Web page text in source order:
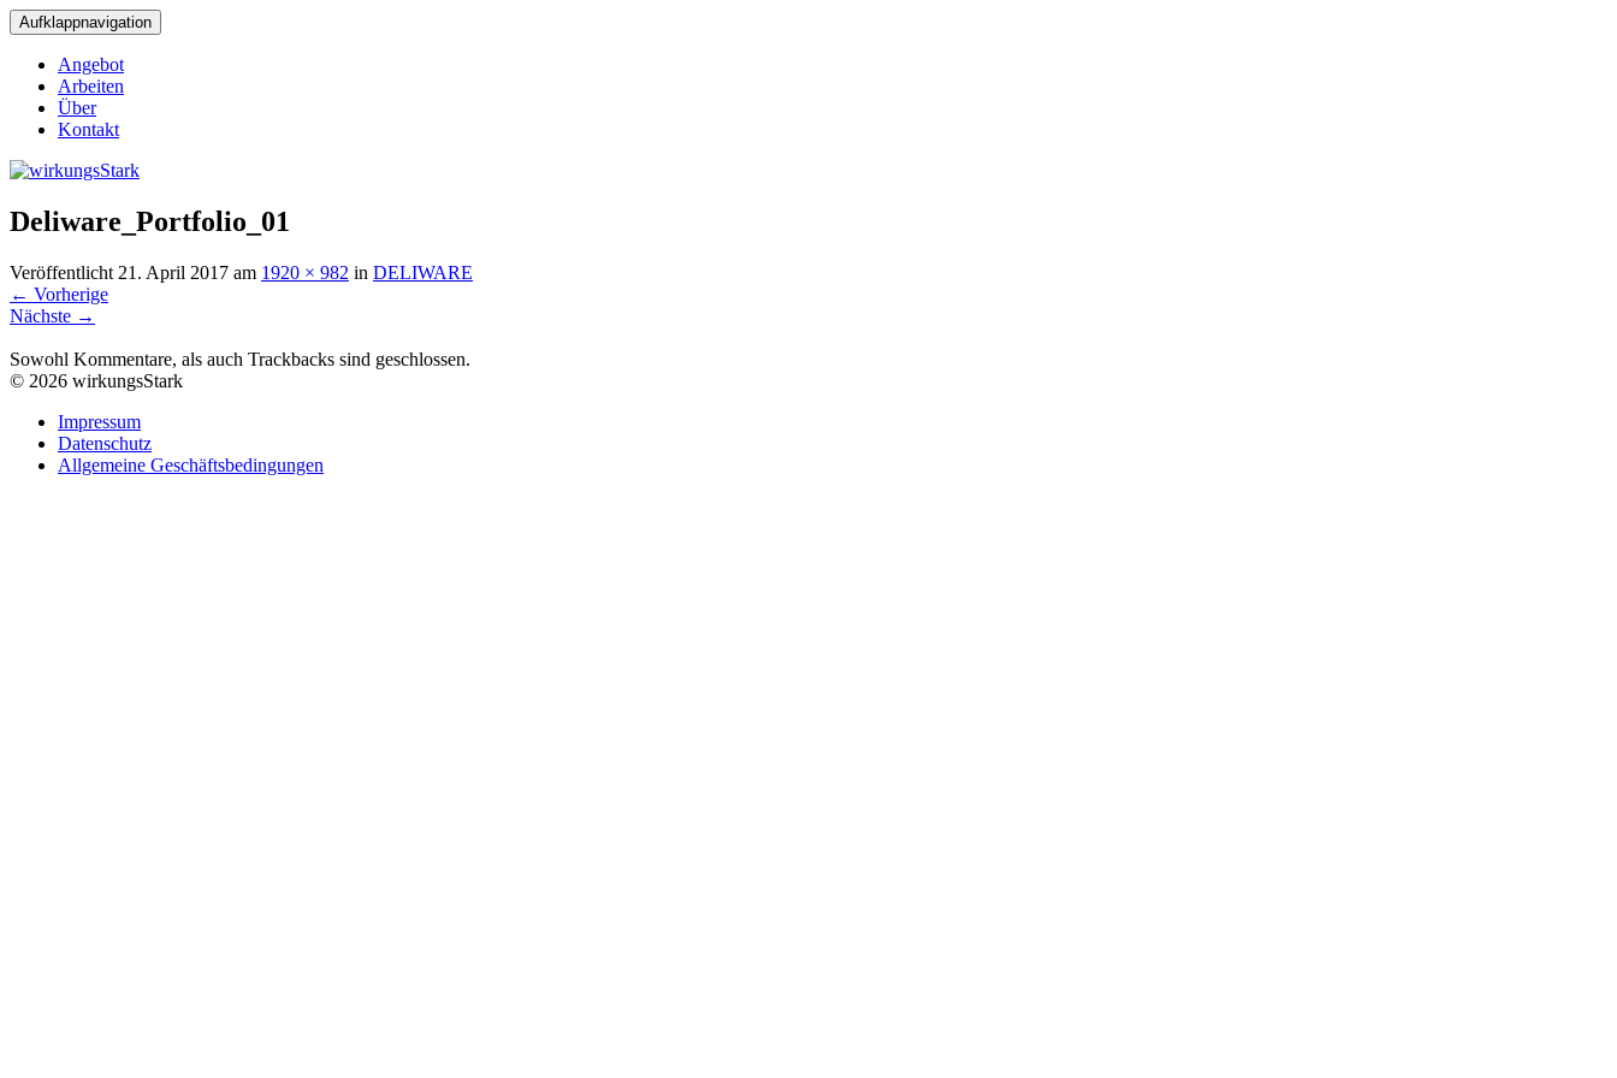
Aufklappnavigation
Angebot
Arbeiten
Über
Kontakt
Deliware_Portfolio_01
Veröffentlicht 21. April 2017 am 1920 × 982 in DELIWARE
← Vorherige
Nächste →
Sowohl Kommentare, als auch Trackbacks sind geschlossen.
© 2026 wirkungsStark
Impressum
Datenschutz
Allgemeine Geschäftsbedingungen